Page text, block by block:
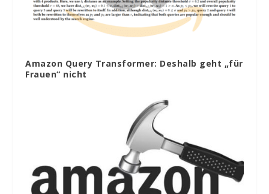
Amazon Query Transformer: Deshalb geht „für
Frauen“ nicht